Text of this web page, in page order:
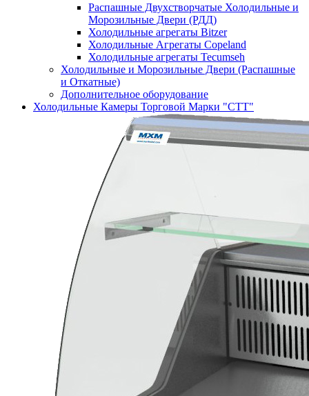
Распашные Двухстворчатые Холодильные и
Морозильные Двери (РДД)
Холодильные агрегаты Bitzer
Холодильные Агрегаты Copeland
Холодильные агрегаты Tecumseh
Холодильные и Морозильные Двери (Распашные
и Откатные)
Дополнительное оборудование
Холодильные Камеры Торговой Марки "СТТ"